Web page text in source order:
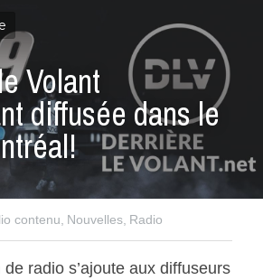
Volant
diffusée dans le
contenu, Nouvelles, Radio
de radio s’ajoute aux diffuseurs